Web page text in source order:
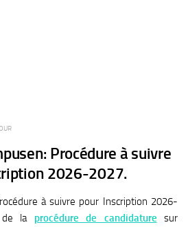
Procédure à suivre
2026-2027.
à suivre pour Inscription 2026-
de la procédure de candidature sur